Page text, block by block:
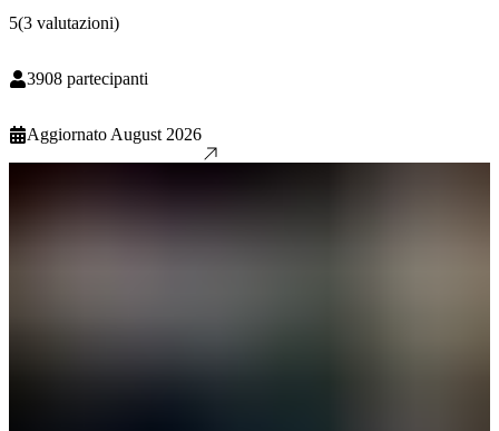
5(3 valutazioni)
3908 partecipanti
Aggiornato August 2026